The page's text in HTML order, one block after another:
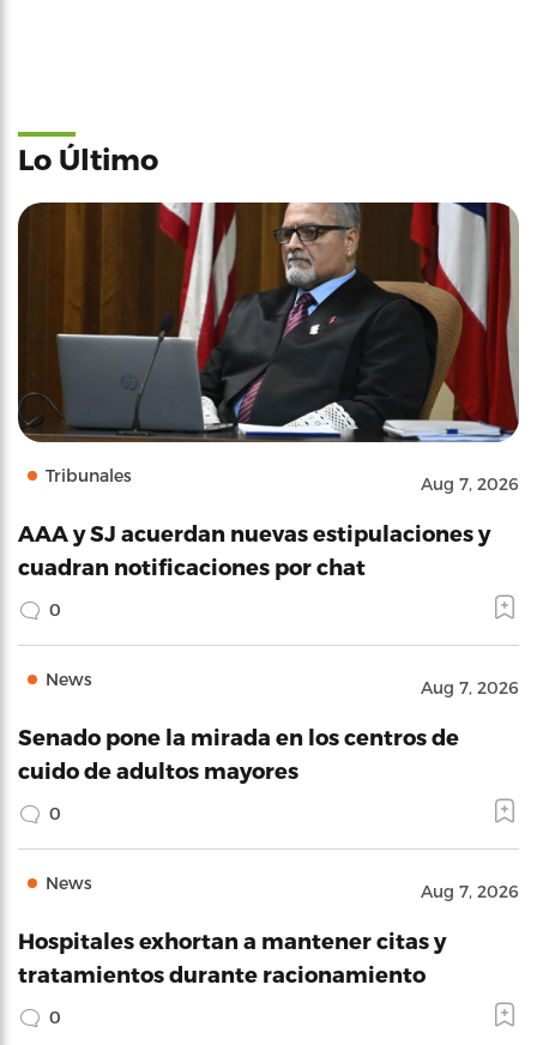
Lo Último
Tribunales Aug 7, 2026
AAA y SJ acuerdan nuevas estipulaciones y
cuadran notificaciones por chat
0
News Aug 7, 2026
Senado pone la mirada en los centros de
cuido de adultos mayores
0
News Aug 7, 2026
Hospitales exhortan a mantener citas y
tratamientos durante racionamiento
0